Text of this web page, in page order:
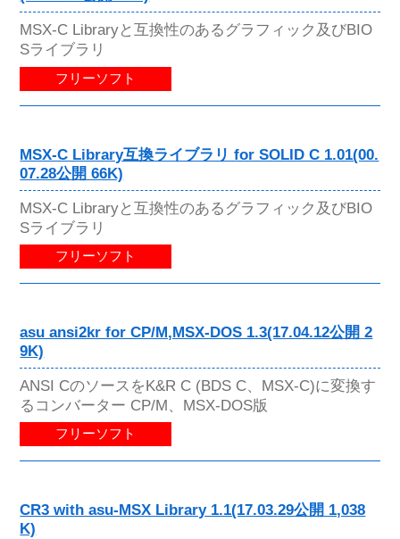
MSX-C Libraryと互換性のあるグラフィック及びBIO
Sライブラリ
フリーソフト
MSX-C Library互換ライブラリ for SOLID C 1.01(00.
07.28公開 66K)
MSX-C Libraryと互換性のあるグラフィック及びBIO
Sライブラリ
フリーソフト
asu ansi2kr for CP/M,MSX-DOS 1.3(17.04.12公開 2
9K)
ANSI CのソースをK&R C (BDS C、MSX-C)に変換す
るコンバーター CP/M、MSX-DOS版
フリーソフト
CR3 with asu-MSX Library 1.1(17.03.29公開 1,038
K)